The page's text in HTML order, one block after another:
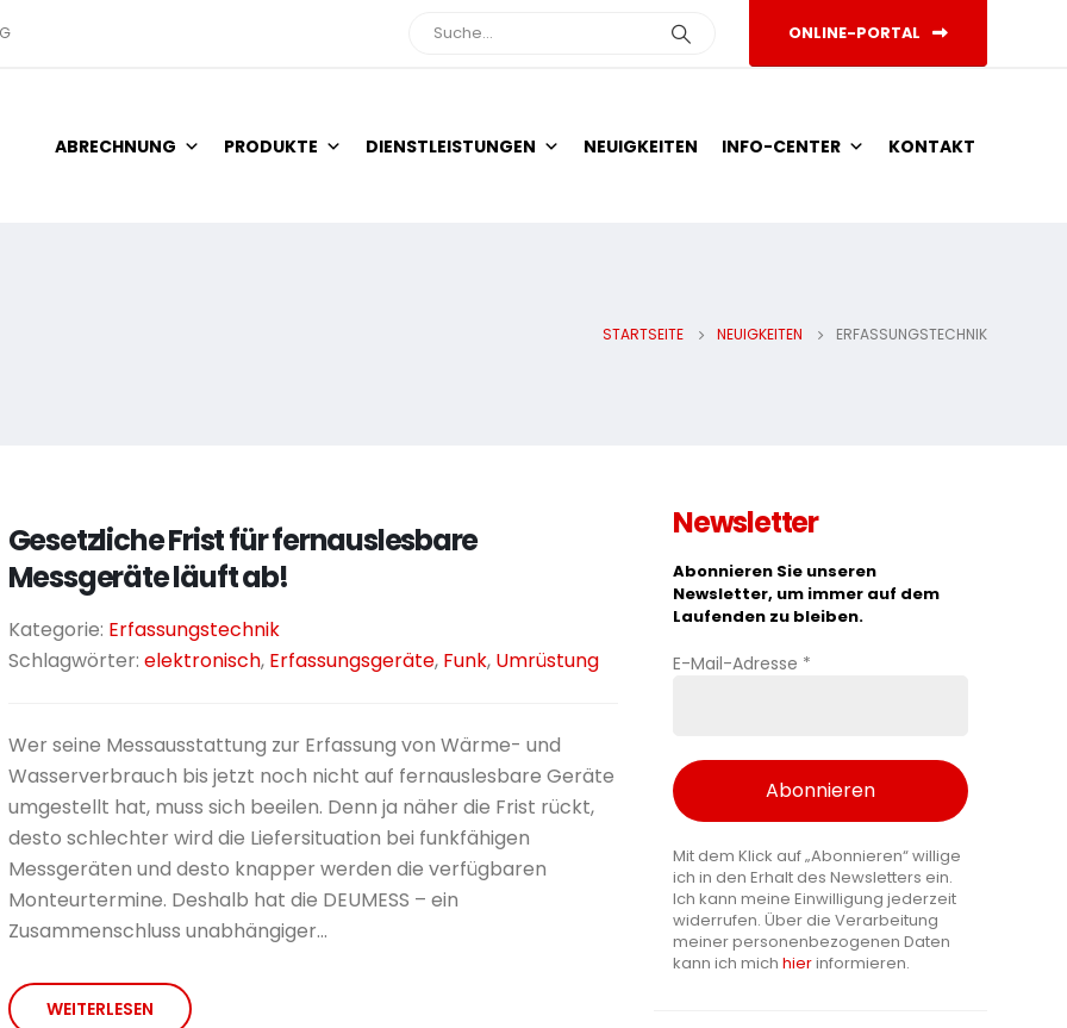
Suche ONLINE-PORTAL
ABRECHNUNG PRODUKTE DIENSTLEISTUNGEN NEUIGKEITEN INFO-CENTER KONTAKT
STARTSEITE NEUIGKEITEN ERFASSUNGSTECHNIK
Gesetzliche Frist für fernauslesbare
Messgeräte läuft ab!
Kategorie: Erfassungstechnik
Schlagwörter: elektronisch, Erfassungsgeräte, Funk, Umrüstung
Wer seine Messausstattung zur Erfassung von Wärme- und
Wasserverbrauch bis jetzt noch nicht auf fernauslesbare Geräte
umgestellt hat, muss sich beeilen. Denn ja näher die Frist rückt,
desto schlechter wird die Liefersituation bei funkfähigen
Messgeräten und desto knapper werden die verfügbaren
Monteurtermine. Deshalb hat die DEUMESS – ein
Zusammenschluss unabhängiger...
WEITERLESEN
Newsletter
Abonnieren Sie unseren
Newsletter, um immer auf dem
Laufenden zu bleiben.
E-Mail-Adresse *
Mit dem Klick auf „Abonnieren“ willige
ich in den Erhalt des Newsletters ein.
Ich kann meine Einwilligung jederzeit
widerrufen. Über die Verarbeitung
meiner personenbezogenen Daten
kann ich mich hierinformieren.